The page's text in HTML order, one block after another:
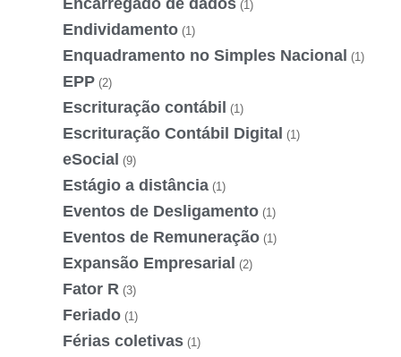
Encarregado de dados (1)
Endividamento (1)
Enquadramento no Simples Nacional (1)
EPP (2)
Escrituração contábil (1)
Escrituração Contábil Digital (1)
eSocial (9)
Estágio a distância (1)
Eventos de Desligamento (1)
Eventos de Remuneração (1)
Expansão Empresarial (2)
Fator R (3)
Feriado (1)
Férias coletivas (1)